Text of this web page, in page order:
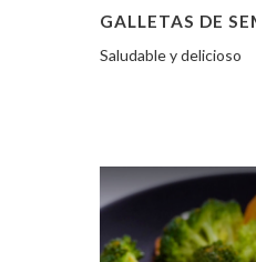
GALLETAS DE
Saludable y delicioso